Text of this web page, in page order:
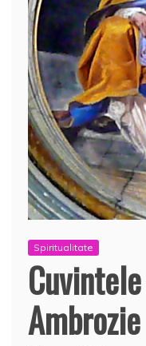
Spiritualitate
Ambrozie